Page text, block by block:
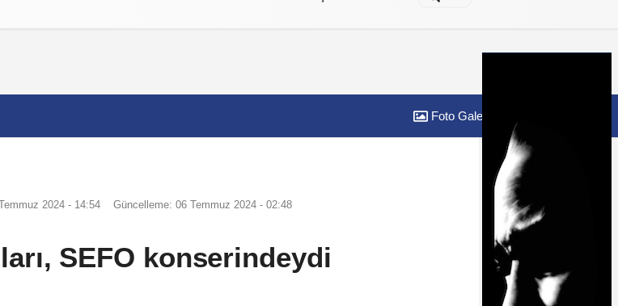
Foto Galeri
2024 - 14:54 Güncelleme: 06 Temmuz 2024 - 02:48
SEFO konserindeydi